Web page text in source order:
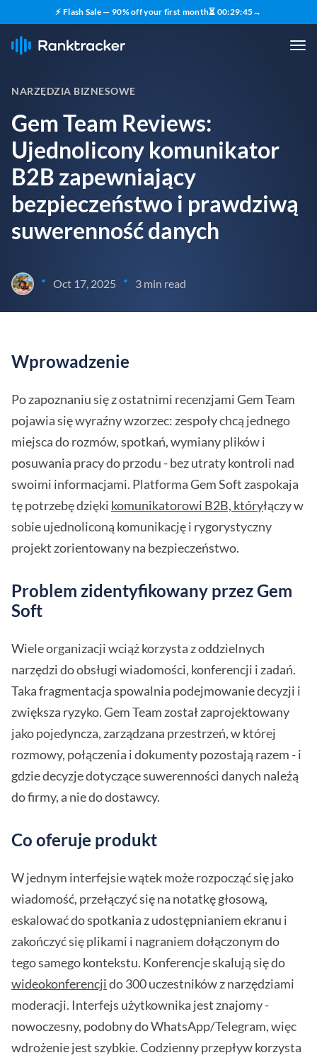
⚡ Flash Sale — 90% off your first month⏳ 00:29:44→
NARZĘDZIA BIZNESOWE
Gem Team Reviews:
Ujednolicony komunikator
B2B zapewniający
bezpieczeństwo i prawdziwą
suwerenność danych
• Oct 17, 2025 • 3 min read
Wprowadzenie
Po zapoznaniu się z ostatnimi recenzjami Gem Team
pojawia się wyraźny wzorzec: zespoły chcą jednego
miejsca do rozmów, spotkań, wymiany plików i
posuwania pracy do przodu - bez utraty kontroli nad
swoimi informacjami. Platforma Gem Soft zaspokaja
tę potrzebę dzięki komunikatorowi B2B, któryłączy w
sobie ujednoliconą komunikację i rygorystyczny
projekt zorientowany na bezpieczeństwo.
Problem zidentyfikowany przez Gem
Soft
Wiele organizacji wciąż korzysta z oddzielnych
narzędzi do obsługi wiadomości, konferencji i zadań.
Taka fragmentacja spowalnia podejmowanie decyzji i
zwiększa ryzyko. Gem Team został zaprojektowany
jako pojedyncza, zarządzana przestrzeń, w której
rozmowy, połączenia i dokumenty pozostają razem - i
gdzie decyzje dotyczące suwerenności danych należą
do firmy, a nie do dostawcy.
Co oferuje produkt
W jednym interfejsie wątek może rozpocząć się jako
wiadomość, przełączyć się na notatkę głosową,
eskalować do spotkania z udostępnianiem ekranu i
zakończyć się plikami i nagraniem dołączonym do
tego samego kontekstu. Konferencje skalują się do
wideokonferencjido 300 uczestników z narzędziami
moderacji. Interfejs użytkownika jest znajomy -
nowoczesny, podobny do WhatsApp/Telegram, więc
wdrożenie jest szybkie. Codzienny przepływ korzysta